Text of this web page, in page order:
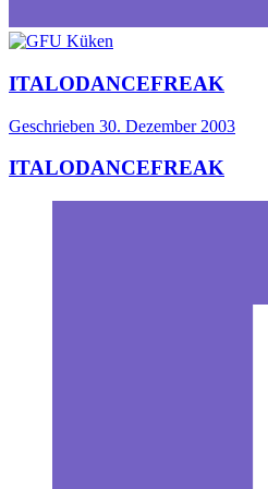
ITALODANCEFREAK
Geschrieben 30. Dezember 2003
ITALODANCEFREAK